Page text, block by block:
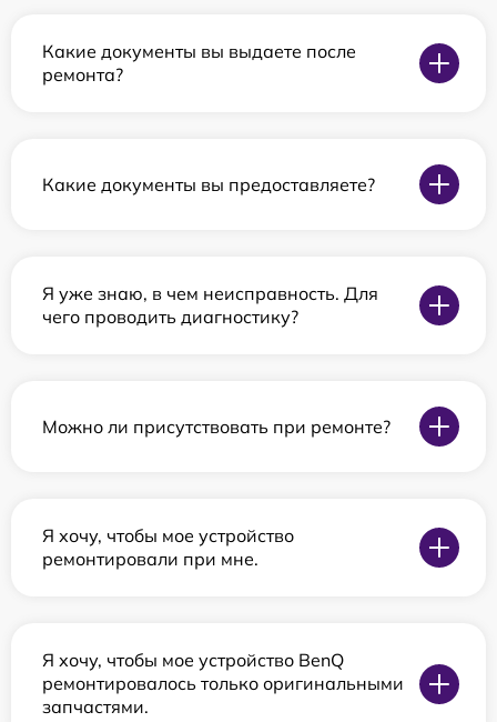
Какие документы вы выдаете после
ремонта?
Какие документы вы предоставляете?
Я уже знаю, в чем неисправность. Для
чего проводить диагностику?
Можно ли присутствовать при ремонте?
Я хочу, чтобы мое устройство
ремонтировали при мне.
Я хочу, чтобы мое устройство BenQ
ремонтировалось только оригинальными
запчастями.